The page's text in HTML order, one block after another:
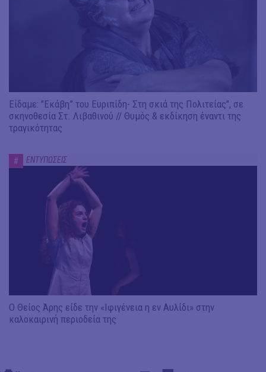
Είδαμε: "Εκάβη” του Ευριπίδη- Στη σκιά της Πολιτείας", σε
σκηνοθεσία Στ. Λιβαθινού // Θυμός & εκδίκηση έναντι της
τραγικότητας
# ΕΝΤΥΠΩΣΕΙΣ
Ο Θείος Άρης είδε την «Ιφιγένεια η εν Αυλίδι» στην
καλοκαιρινή περιοδεία της